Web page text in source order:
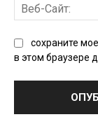
сохраните
в этом браузере